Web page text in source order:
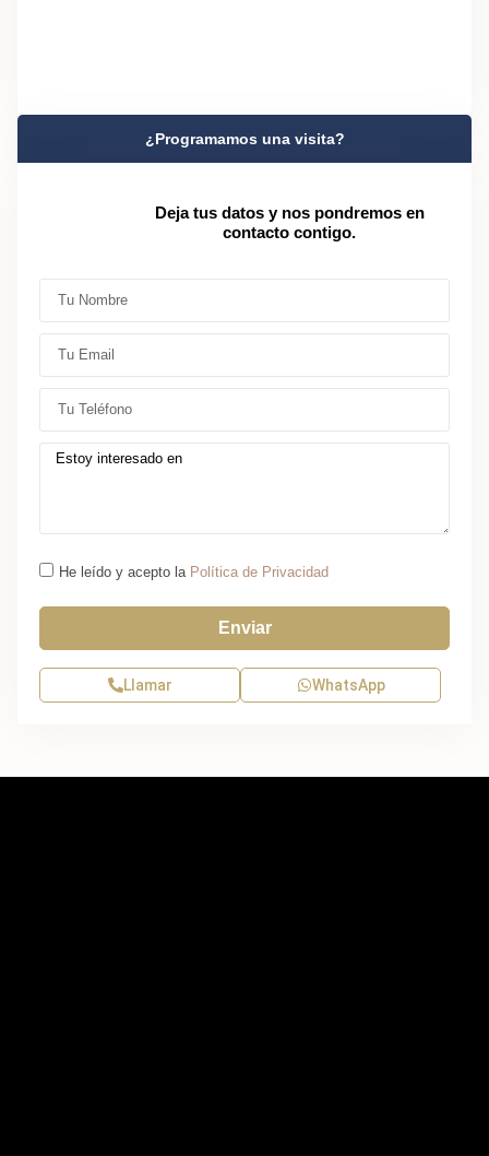
¿Programamos una visita?
Deja tus datos y nos pondremos en
contacto contigo.
He leído y acepto la Política de Privacidad
Enviar
Llamar WhatsApp